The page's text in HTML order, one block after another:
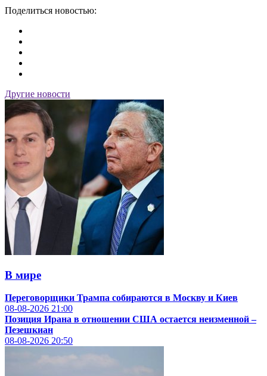
Поделиться новостью:
Другие новости
В мире
Переговорщики Трампа собираются в Москву и Киев
08-08-2026 21:00
Позиция Ирана в отношении США остается неизменной –
Пезешкиан
08-08-2026 20:50